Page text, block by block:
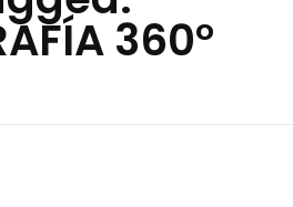
360°